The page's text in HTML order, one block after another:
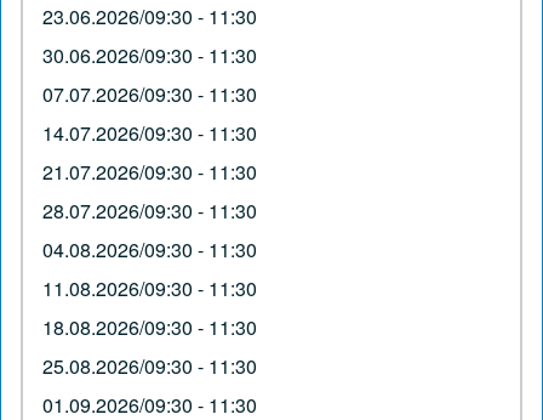
23.06.2026/09:30 - 11:30
30.06.2026/09:30 - 11:30
07.07.2026/09:30 - 11:30
14.07.2026/09:30 - 11:30
21.07.2026/09:30 - 11:30
28.07.2026/09:30 - 11:30
04.08.2026/09:30 - 11:30
11.08.2026/09:30 - 11:30
18.08.2026/09:30 - 11:30
25.08.2026/09:30 - 11:30
01.09.2026/09:30 - 11:30